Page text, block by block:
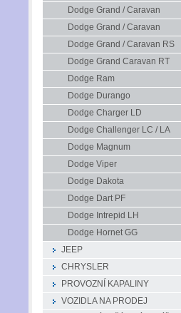
Dodge Grand / Caravan
Dodge Grand / Caravan
Dodge Grand / Caravan RS
Dodge Grand Caravan RT
Dodge Ram
Dodge Durango
Dodge Charger LD
Dodge Challenger LC / LA
Dodge Magnum
Dodge Viper
Dodge Dakota
Dodge Dart PF
Dodge Intrepid LH
Dodge Hornet GG
JEEP
CHRYSLER
PROVOZNÍ KAPALINY
VOZIDLA NA PRODEJ